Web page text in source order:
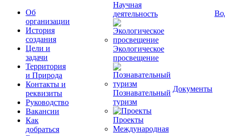
Об
организации
История
создания
Цели и
задачи
Территория
и Природа
Контакты и
реквизиты
Руководство
Вакансии
Как
добраться
Научная
деятельность
Экологическое
просвещение
Познавательный
туризм
Проекты
Международная
Документы